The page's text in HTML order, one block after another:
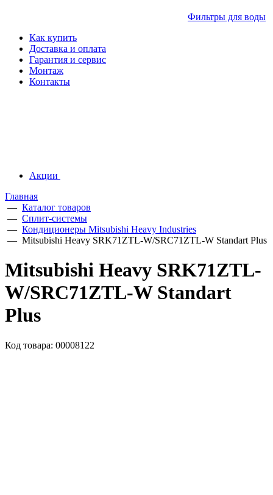
Фильтры для воды
Как купить
Доставка и оплата
Гарантия и сервис
Монтаж
Контакты
Акции
Главная
— Каталог товаров
— Сплит-системы
— Кондиционеры Mitsubishi Heavy Industries
— Mitsubishi Heavy SRK71ZTL-W/SRC71ZTL-W Standart Plus
Mitsubishi Heavy SRK71ZTL-
W/SRC71ZTL-W Standart
Plus
Код товара: 00008122